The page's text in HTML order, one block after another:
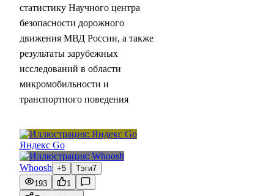
статистику Научного центра
безопасности дорожного
движения МВД России, а также
результаты зарубежных
исследований в области
микромобильности и
транспортного поведения
Яндекс Go
Whoosh +5 Тэги7
193
1